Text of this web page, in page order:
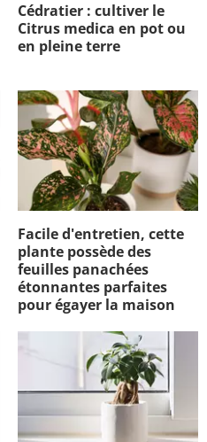
Cédratier : cultiver le
Citrus medica en pot ou
en pleine terre
Facile d'entretien, cette
plante possède des
feuilles panachées
étonnantes parfaites
pour égayer la maison